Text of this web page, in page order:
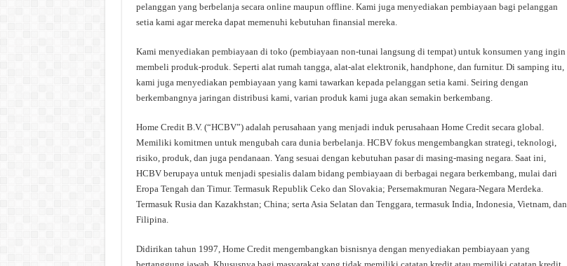
pelanggan yang berbelanja secara online maupun offline. Kami juga menyediakan pembiayaan bagi pelanggan
setia kami agar mereka dapat memenuhi kebutuhan finansial mereka.
Kami menyediakan pembiayaan di toko (pembiayaan non-tunai langsung di tempat) untuk konsumen yang ingin
membeli produk-produk. Seperti alat rumah tangga, alat-alat elektronik, handphone, dan furnitur. Di samping itu,
kami juga menyediakan pembiayaan yang kami tawarkan kepada pelanggan setia kami. Seiring dengan
berkembangnya jaringan distribusi kami, varian produk kami juga akan semakin berkembang.
Home Credit B.V. (“HCBV”) adalah perusahaan yang menjadi induk perusahaan Home Credit secara global.
Memiliki komitmen untuk mengubah cara dunia berbelanja. HCBV fokus mengembangkan strategi, teknologi,
risiko, produk, dan juga pendanaan. Yang sesuai dengan kebutuhan pasar di masing-masing negara. Saat ini,
HCBV berupaya untuk menjadi spesialis dalam bidang pembiayaan di berbagai negara berkembang, mulai dari
Eropa Tengah dan Timur. Termasuk Republik Ceko dan Slovakia; Persemakmuran Negara-Negara Merdeka.
Termasuk Rusia dan Kazakhstan; China; serta Asia Selatan dan Tenggara, termasuk India, Indonesia, Vietnam, dan
Filipina.
Didirikan tahun 1997, Home Credit mengembangkan bisnisnya dengan menyediakan pembiayaan yang